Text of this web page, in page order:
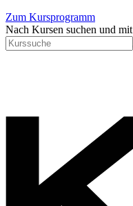
Zum Kursprogramm
Nach Kursen suchen und